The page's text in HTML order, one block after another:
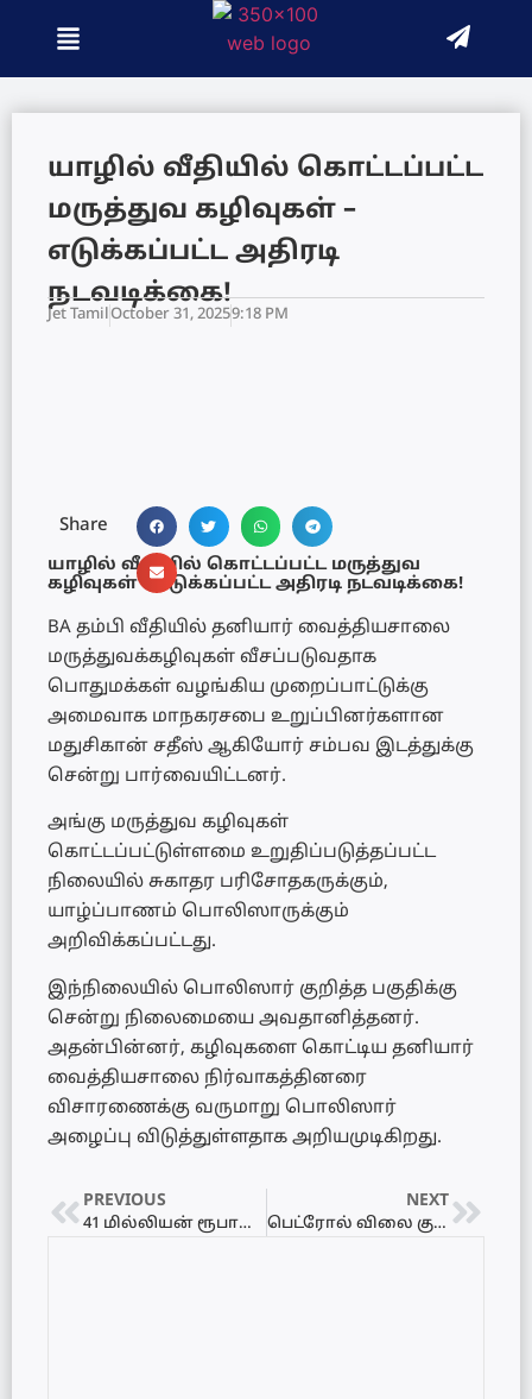
யாழில் வீதியில் கொட்டப்பட்ட
மருத்துவ கழிவுகள் –
எடுக்கப்பட்ட அதிரடி
நடவடிக்கை!
Jet TamilOctober 31, 20259:18 PM
Share
யாழில் வீதியில் கொட்டப்பட்ட மருத்துவ
கழிவுகள் – எடுக்கப்பட்ட அதிரடி நடவடிக்கை!
BA தம்பி வீதியில் தனியார் வைத்தியசாலை
மருத்துவக்கழிவுகள் வீசப்படுவதாக
பொதுமக்கள் வழங்கிய முறைப்பாட்டுக்கு
அமைவாக மாநகரசபை உறுப்பினர்களான
மதுசிகான் சதீஸ் ஆகியோர் சம்பவ இடத்துக்கு
சென்று பார்வையிட்டனர்.
அங்கு மருத்துவ கழிவுகள்
கொட்டப்பட்டுள்ளமை உறுதிப்படுத்தப்பட்ட
நிலையில் சுகாதர பரிசோதகருக்கும்,
யாழ்ப்பாணம் பொலிஸாருக்கும்
அறிவிக்கப்பட்டது.
இந்நிலையில் பொலிஸார் குறித்த பகுதிக்கு
சென்று நிலைமையை அவதானித்தனர்.
அதன்பின்னர், கழிவுகளை கொட்டிய தனியார்
வைத்தியசாலை நிர்வாகத்தினரை
விசாரணைக்கு வருமாறு பொலிஸார்
அழைப்பு விடுத்துள்ளதாக அறியமுடிகிறது.
PREVIOUS
41 மில்லியன் ரூபாய்க்கும் அதிகமான மதிப்புள்ள கேரள கஞ்சாவுடன் வடக்கு கடலில் 02 சந்தேக நபர்கள் கைது!
NEXT
பெட்ரோல் விலை குறைப்பு! – சுப்பர் டீசல் விலை அதிகரிப்பு!